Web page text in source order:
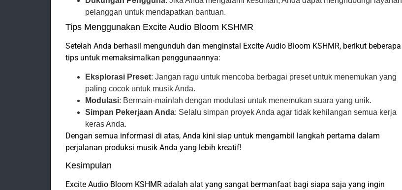
pelanggan untuk mendapatkan bantuan.
Tips Menggunakan Excite Audio Bloom KSHMR
Setelah Anda berhasil mengunduh dan menginstal Excite Audio Bloom KSHMR, berikut beberapa
tips untuk memaksimalkan penggunaannya:
Eksplorasi Preset: Jangan ragu untuk mencoba berbagai preset untuk menemukan yang
paling cocok untuk musik Anda.
Modulasi: Bermain-mainlah dengan modulasi untuk menemukan suara yang unik.
Simpan Pekerjaan Anda: Selalu simpan proyek Anda agar tidak kehilangan semua kerja
keras Anda.
Dengan semua informasi di atas, Anda kini siap untuk mengambil langkah pertama dalam
perjalanan produksi musik Anda yang lebih kreatif!
Kesimpulan
Excite Audio Bloom KSHMR adalah alat yang sangat bermanfaat bagi siapa saja yang ingin